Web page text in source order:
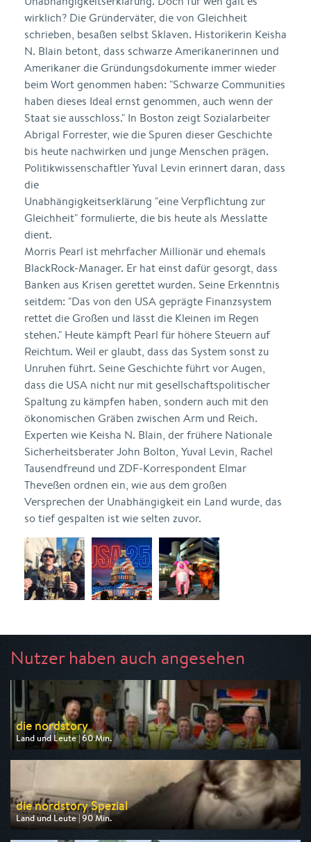
wirklich? Die Gründerväter, die von Gleichheit
schrieben, besaßen selbst Sklaven. Historikerin Keisha
N. Blain betont, dass schwarze Amerikanerinnen und
Amerikaner die Gründungsdokumente immer wieder
beim Wort genommen haben: "Schwarze Communities
haben dieses Ideal ernst genommen, auch wenn der
Staat sie ausschloss." In Boston zeigt Sozialarbeiter
Abrigal Forrester, wie die Spuren dieser Geschichte
bis heute nachwirken und junge Menschen prägen.
Politikwissenschaftler Yuval Levin erinnert daran, dass
die
Unabhängigkeitserklärung "eine Verpflichtung zur
Gleichheit" formulierte, die bis heute als Messlatte
dient.
Morris Pearl ist mehrfacher Millionär und ehemals
BlackRock-Manager. Er hat einst dafür gesorgt, dass
Banken aus Krisen gerettet wurden. Seine Erkenntnis
seitdem: "Das von den USA geprägte Finanzsystem
rettet die Großen und lässt die Kleinen im Regen
stehen." Heute kämpft Pearl für höhere Steuern auf
Reichtum. Weil er glaubt, dass das System sonst zu
Unruhen führt. Seine Geschichte führt vor Augen,
dass die USA nicht nur mit gesellschaftspolitischer
Spaltung zu kämpfen haben, sondern auch mit den
ökonomischen Gräben zwischen Arm und Reich.
Experten wie Keisha N. Blain, der frühere Nationale
Sicherheitsberater John Bolton, Yuval Levin, Rachel
Tausendfreund und ZDF-Korrespondent Elmar
Theveßen ordnen ein, wie aus dem großen
Versprechen der Unabhängigkeit ein Land wurde, das
so tief gespalten ist wie selten zuvor.
Nutzer haben auch angesehen
die nordstory
Land und Leute | 60 Min.
Ausgestrahlt von NDR
am 07.08.2026, 20:15
die nordstory Spezial
Land und Leute | 90 Min.
Ausgestrahlt von NDR